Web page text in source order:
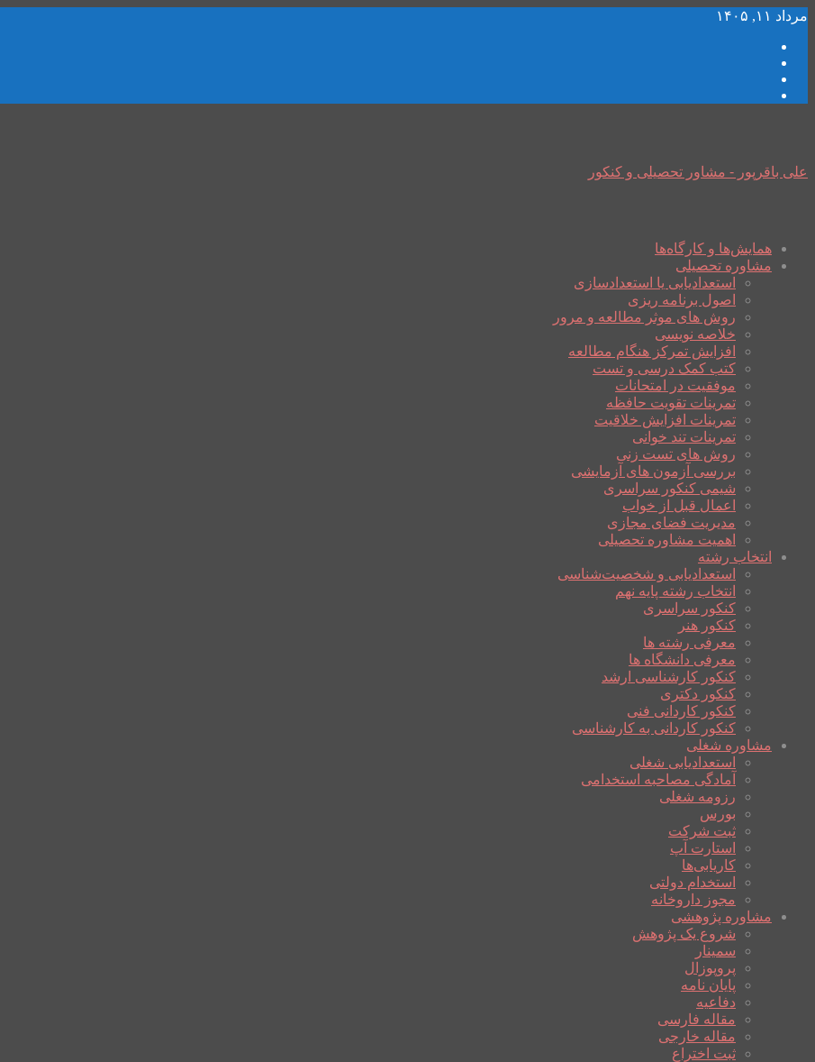
مرداد ۱۱, ۱۴۰۵
علی باقرپور - مشاور تحصیلی و کنکور
همایش‌ها و کارگاه‌ها
مشاوره تحصیلی
استعدادیابی یا استعدادسازی
اصول برنامه ریزی
روش های موثر مطالعه و مرور
خلاصه نویسی
افزایش تمرکز هنگام مطالعه
کتب کمک درسی و تست
موفقیت در امتحانات
تمرینات تقویت حافظه
تمرینات افزایش خلاقیت
تمرینات تند خوانی
روش های تست زنی
بررسی آزمون های آزمایشی
شیمی کنکور سراسری
اعمال قبل از خواب
مدیریت فضای مجازی
اهمیت مشاوره تحصیلی
انتخاب رشته
استعدادیابی و شخصیت‌شناسی
انتخاب رشته پایه نهم
کنکور سراسری
کنکور هنر
معرفی رشته ها
معرفی دانشگاه ها
کنکور کارشناسی ارشد
کنکور دکتری
کنکور کاردانی فنی
کنکور کاردانی به کارشناسی
مشاوره شغلی
استعدادیابی شغلی
آمادگی مصاحبه استخدامی
رزومه شغلی
بورس
ثبت شرکت
استارت آپ
کاریابی‌ها
استخدام دولتی
مجوز داروخانه
مشاوره پژوهشی
شروع یک پژوهش
سمینار
پروپوزال
پایان نامه
دفاعیه
مقاله فارسی
مقاله خارجی
ثبت اختراع